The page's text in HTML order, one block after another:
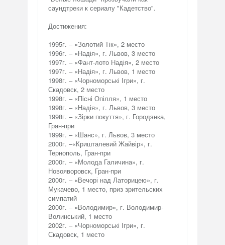
саундтреки к сериалу "Кадетство".
Достижения:
1995г. – «Золотий Тік», 2 место
1996г. – «Надія», г. Львов, 3 место
1997г. – «Фант-лото Надія», 2 место
1997г. – «Надія», г. Львов, 1 место
1998г. – «Чорноморські Ігри», г.
Скадовск, 2 место
1998г. – «Пісні Опілля», 1 место
1998г. – «Надія», г. Львов, 3 место
1998г. – «Зірки покуття», г. Городэнка,
Гран-при
1999г. – «Шанс», г. Львов, 3 место
2000г. –«Кришталевий Жайвір», г.
Тернополь, Гран-при
2000г. – «Молода Галичина», г.
Новояворовск, Гран-при
2000г. – «Вечорі над Латорицею», г.
Мукачево, 1 место, приз зрительских
симпатий
2000г. – «Володимир», г. Володимир-
Волинський, 1 место
2002г. – «Чорноморські Ігри», г.
Скадовск, 1 место